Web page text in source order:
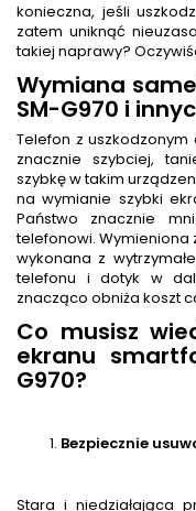
konieczna, jeśli
zatem uniknąć
takiej naprawy?
Wymiana
SM-G970 i
Telefon z
znacznie szybciej,
szybkę w takim
na wymianie szybki
Państwo znacznie
telefonowi. Wymieniona
wykonana z
telefonu i dotyk w
znacząco obniża koszt
Co musisz
ekranu
G970?
Bezpiecznie
Stara i niedziałająca